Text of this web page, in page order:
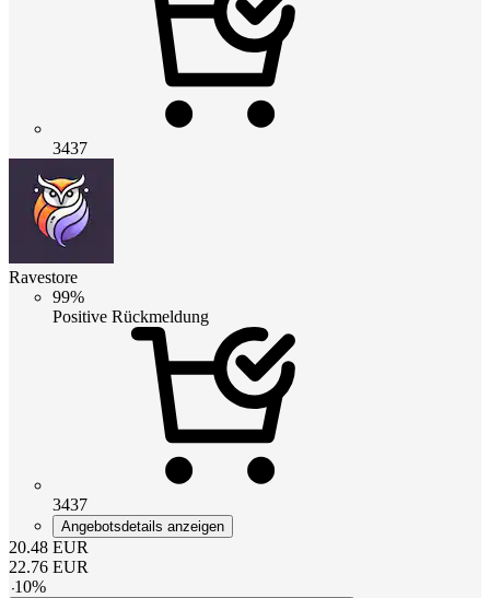
3437
Ravestore
99%
Positive Rückmeldung
3437
Angebotsdetails anzeigen
20.48 EUR
22.76 EUR
-10%